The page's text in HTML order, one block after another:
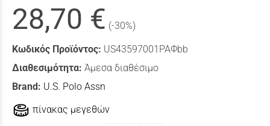
28,70 € (-30%)
Κωδικός Προϊόντος: US43597001ΡΑΦbb
Διαθεσιμότητα: Άμεσα διαθέσιμο
Brand: U.S. Polo Assn
πίνακας μεγεθών